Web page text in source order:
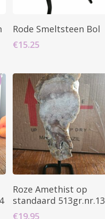
Toevoegen Aan
Rode Smeltsteen Bol
€15.25
Toevoegen Aan
Winkelwagen
Roze Amethist op
standaard 513gr.nr.13
€19.95